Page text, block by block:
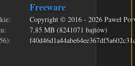
Freeware
Copyright © 2016 - 2026 Paweł
7,85 MB (8241071 bajtów)